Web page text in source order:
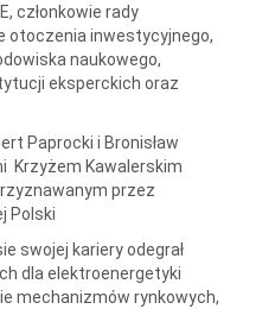
członkowie rady
otoczenia inwestycyjnego,
naukowego,
eksperckich oraz
Paprocki i Bronisław
Krzyżem Kawalerskim
przez
Polski
swojej kariery odegrał
dla elektroenergetyki
mechanizmów rynkowych,